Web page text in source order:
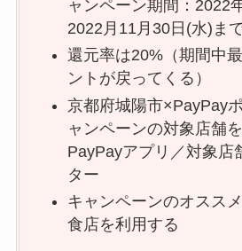
ャンペーン期間：2022
2022月11月30日(水)ま
還元率は20%（期間中
ントが戻ってくる）
京都府城陽市×PayPay
ャンペーンの対象店舗
PayPayアプリ／対象店
ター
キャンペーンのオスス
食店を利用する